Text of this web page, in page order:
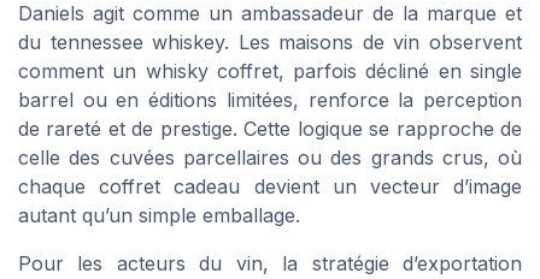
Daniels agit comme un ambassadeur de la marque et
du tennessee whiskey. Les maisons de vin observent
comment un whisky coffret, parfois décliné en single
barrel ou en éditions limitées, renforce la perception
de rareté et de prestige. Cette logique se rapproche de
celle des cuvées parcellaires ou des grands crus, où
chaque coffret cadeau devient un vecteur d’image
autant qu’un simple emballage.
Pour les acteurs du vin, la stratégie d’exportation